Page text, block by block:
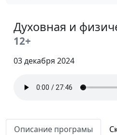
Духовная и
12+
03 декабря 2024
Описание програмы
Израиля. Как
освободиться от
Что такое подвиг и
героем?
Закон спасать?